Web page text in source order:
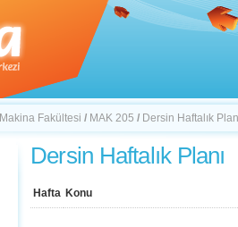
Makina Fakültesi / MAK 205 / Dersin Haftalık
Dersin Haftalık Planı
Hafta Konu